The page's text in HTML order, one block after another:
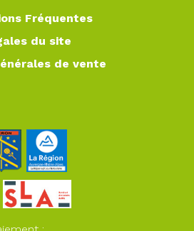
Fréquentes
du site
de vente